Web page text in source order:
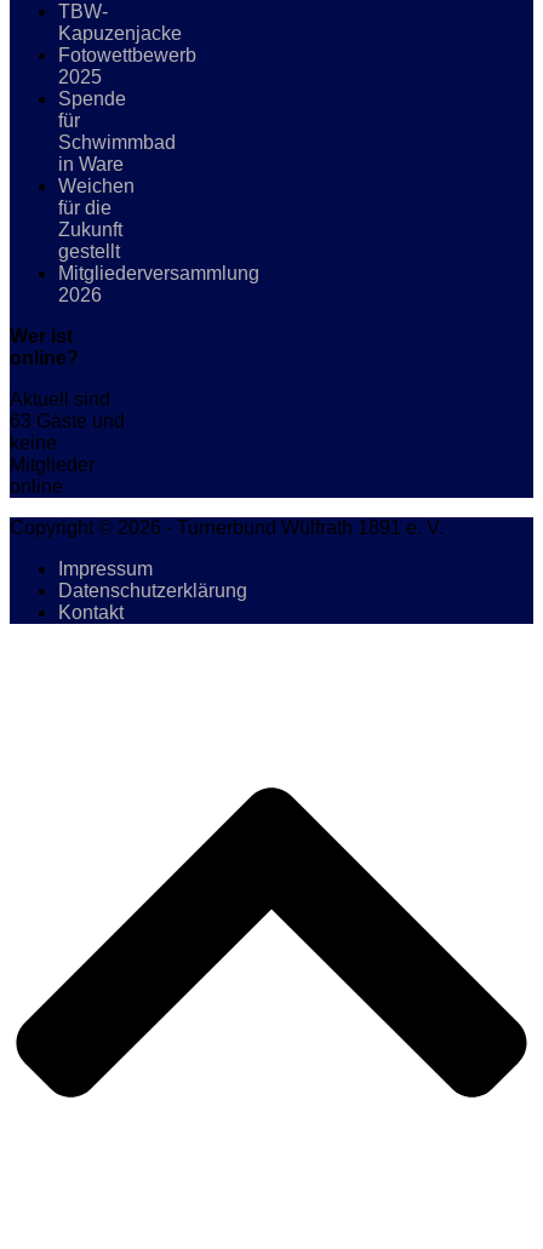
TBW-
Kapuzenjacke
Fotowettbewerb
2025
Spende
für
Schwimmbad
in Ware
Weichen
für die
Zukunft
gestellt
Mitgliederversammlung
2026
Wer ist
online?
Aktuell sind
63 Gäste und
keine
Mitglieder
online
Copyright © 2026 - Turnerbund Wülfrath 1891 e. V.
Impressum
Datenschutzerklärung
Kontakt